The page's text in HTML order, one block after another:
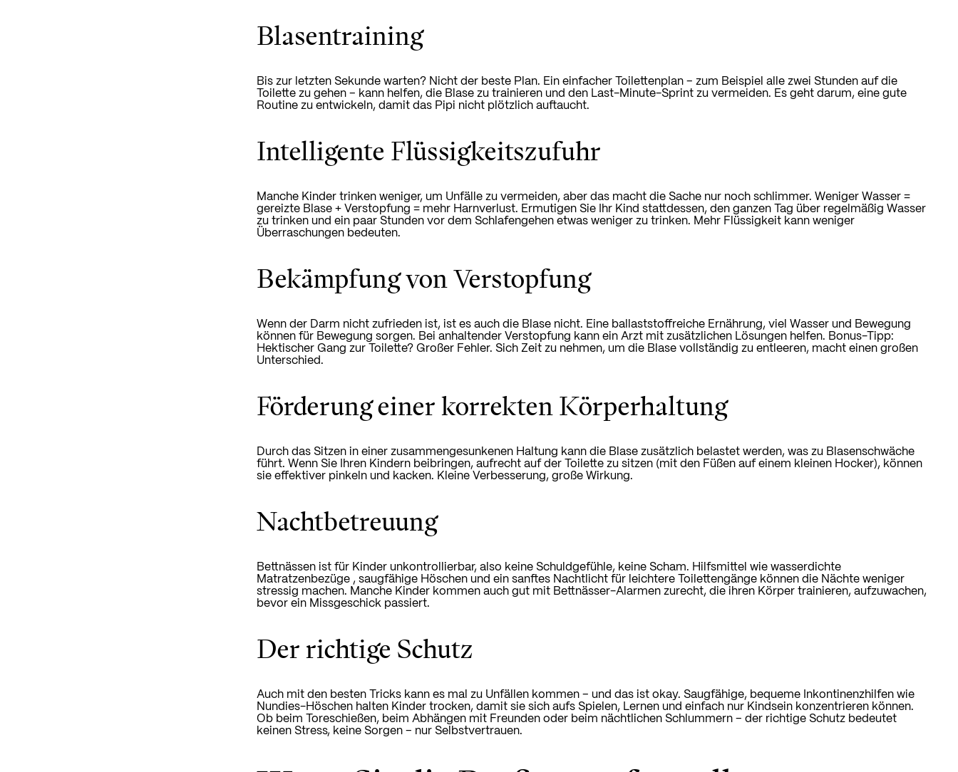
Blasentraining
Bis zur letzten Sekunde warten? Nicht der beste Plan. Ein einfacher Toilettenplan – zum Beispiel alle zwei Stunden auf die
Toilette zu gehen – kann helfen, die Blase zu trainieren und den Last-Minute-Sprint zu vermeiden. Es geht darum, eine gute
Routine zu entwickeln, damit das Pipi nicht plötzlich auftaucht.
Intelligente Flüssigkeitszufuhr
Manche Kinder trinken weniger, um Unfälle zu vermeiden, aber das macht die Sache nur noch schlimmer. Weniger Wasser =
gereizte Blase + Verstopfung = mehr Harnverlust. Ermutigen Sie Ihr Kind stattdessen, den ganzen Tag über regelmäßig Wasser
zu trinken und ein paar Stunden vor dem Schlafengehen etwas weniger zu trinken. Mehr Flüssigkeit kann weniger
Überraschungen bedeuten.
Bekämpfung von Verstopfung
Wenn der Darm nicht zufrieden ist, ist es auch die Blase nicht. Eine ballaststoffreiche Ernährung, viel Wasser und Bewegung
können für Bewegung sorgen. Bei anhaltender Verstopfung kann ein Arzt mit zusätzlichen Lösungen helfen. Bonus-Tipp:
Hektischer Gang zur Toilette? Großer Fehler. Sich Zeit zu nehmen, um die Blase vollständig zu entleeren, macht einen großen
Unterschied.
Förderung einer korrekten Körperhaltung
Durch das Sitzen in einer zusammengesunkenen Haltung kann die Blase zusätzlich belastet werden, was zu Blasenschwäche
führt. Wenn Sie Ihren Kindern beibringen, aufrecht auf der Toilette zu sitzen (mit den Füßen auf einem kleinen Hocker), können
sie effektiver pinkeln und kacken. Kleine Verbesserung, große Wirkung.
Nachtbetreuung
Bettnässen ist für Kinder unkontrollierbar, also keine Schuldgefühle, keine Scham. Hilfsmittel wie wasserdichte
Matratzenbezüge , saugfähige Höschen und ein sanftes Nachtlicht für leichtere Toilettengänge können die Nächte weniger
stressig machen. Manche Kinder kommen auch gut mit Bettnässer-Alarmen zurecht, die ihren Körper trainieren, aufzuwachen,
bevor ein Missgeschick passiert.
Der richtige Schutz
Auch mit den besten Tricks kann es mal zu Unfällen kommen – und das ist okay. Saugfähige, bequeme Inkontinenzhilfen wie
Nundies-Höschen halten Kinder trocken, damit sie sich aufs Spielen, Lernen und einfach nur Kindsein konzentrieren können.
Ob beim Toreschießen, beim Abhängen mit Freunden oder beim nächtlichen Schlummern – der richtige Schutz bedeutet
keinen Stress, keine Sorgen – nur Selbstvertrauen.